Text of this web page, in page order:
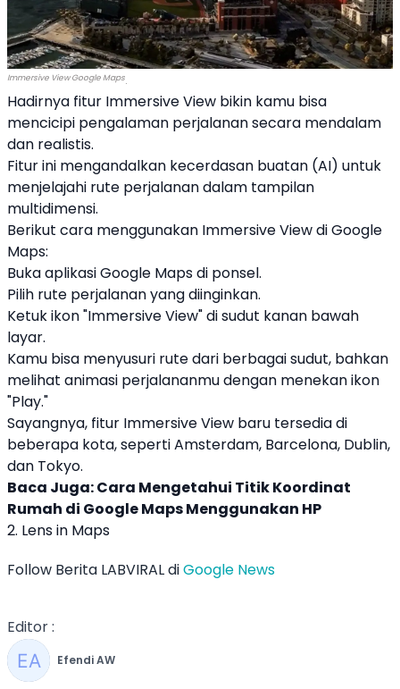
Immersive View Google Maps.
Hadirnya fitur Immersive View bikin kamu bisa
mencicipi pengalaman perjalanan secara mendalam
dan realistis.
Fitur ini mengandalkan kecerdasan buatan (AI) untuk
menjelajahi rute perjalanan dalam tampilan
multidimensi.
Berikut cara menggunakan Immersive View diGoogle
Maps:
Buka aplikasiGoogle Mapsdi ponsel.
Pilih rute perjalanan yang diinginkan.
Ketuk ikon "Immersive View" di sudut kanan bawah
layar.
Kamu bisa menyusuri rute dari berbagai sudut, bahkan
melihat animasi perjalananmu dengan menekan ikon
"Play."
Sayangnya, fitur Immersive View baru tersedia di
beberapa kota, seperti Amsterdam, Barcelona, Dublin,
dan Tokyo.
Baca Juga:Cara Mengetahui Titik Koordinat
Rumah di Google Maps Menggunakan HP
2. Lens in Maps
Follow Berita LABVIRAL diGoogle News
Editor :
Efendi AW